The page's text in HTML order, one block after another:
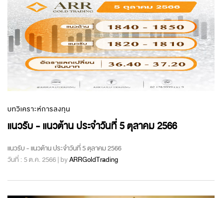
บทวิเคราะห์การลงทุน
แนวรับ - แนวต้าน ประจำวันที่ 5 ตุลาคม 2566
แนวรับ - แนวต้าน ประจำวันที่ 5 ตุลาคม 2566
วันที่ : 5 ต.ค. 2566 | byARRGoldTrading